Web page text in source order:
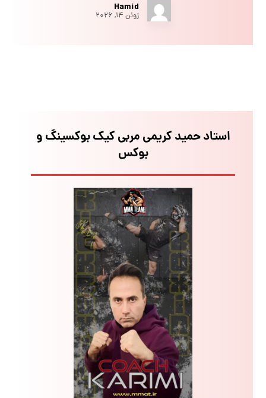
Hamid
ژوئن ۱۴, ۲۰۲۶
استاد حمید کریمی مربی کیک بوکسینگ و
بوکس